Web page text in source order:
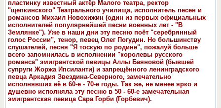
пластинку известный актёр Малого театра, ректор
"щепкинского" Театрального училища, исполнитель песен и
романсов Михаил Новохижин (один из первых официальных
исполнителей популярнейшей песни военных лет - "В
Землянке"). Уже в наши дни эту песню поёт "серебрянный
голос России", тенор, певец Олег Погудин. Но большинству
слушателей, песня "Я тоскую по родине", пожалуй больше
всего запомнилась в исполнении "королевы русского
романса" эмигрантской певицы Аллы Баяновой (бывшей
супруги Жоржа Ипсиланти) и запрещённого ленинградского
певца Аркадия Звездина-Северного, замечательно
исполнявших её в 60-е - 70-е годы. Так же, не менее ярко и
душевно исполняла эту песню в 50 - 60-е замечательная
эмигрантская певица Сара Горби (Горбевич).